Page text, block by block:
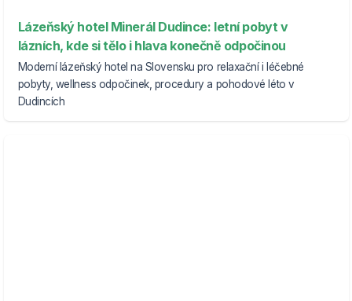
Lázeňský hotel Minerál Dudince: letní pobyt v
lázních, kde si tělo i hlava konečně odpočinou
Moderní lázeňský hotel na Slovensku pro relaxační i léčebné
pobyty, wellness odpočinek, procedury a pohodové léto v
Dudincích